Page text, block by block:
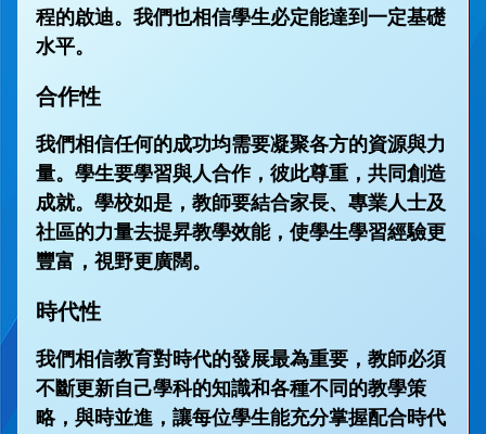
程的啟迪。我們也相信學生必定能達到一定基礎
水平。
合作性
我們相信任何的成功均需要凝聚各方的資源與力
量。學生要學習與人合作，彼此尊重，共同創造
成就。學校如是，教師要結合家長、專業人士及
社區的力量去提昇教學效能，使學生學習經驗更
豐富，視野更廣闊。
時代性
我們相信教育對時代的發展最為重要，教師必須
不斷更新自己學科的知識和各種不同的教學策
略，與時並進，讓每位學生能充分掌握配合時代